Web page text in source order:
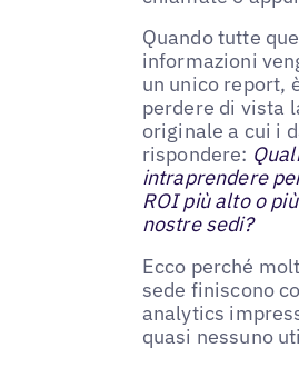
Quando tutte
informazioni
un unico report,
perdere di vista
originale a cui i
rispondere:
intraprendere
ROI più alto o
nostre sedi?
Ecco perché
sede finiscono
analytics
quasi nessuno